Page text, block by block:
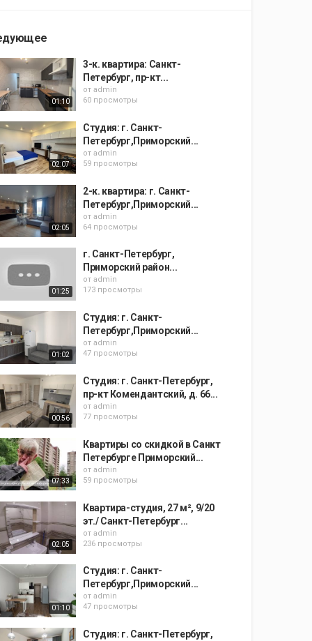
01:10
3-к. квартира: Санкт-
Петербург, пр-кт...
от admin
60 просмотры
02:07
Студия: г. Санкт-
Петербург,Приморский...
от admin
59 просмотры
02:05
2-к. квартира: г. Санкт-
Петербург,Приморский...
от admin
64 просмотры
01:25
г. Санкт-Петербург,
Приморский район...
от admin
173 просмотры
01:02
Студия: г. Санкт-
Петербург,Приморский...
от admin
47 просмотры
00:56
Студия: г. Санкт-Петербург,
пр-кт Комендантский, д. 66...
от admin
77 просмотры
07:33
Квартиры со скидкой в Санкт
Петербурге Приморский...
от admin
59 просмотры
02:05
Квартира-студия, 27 м², 9/20
эт./ Санкт-Петербург...
от admin
236 просмотры
01:10
Студия: г. Санкт-
Петербург,Приморский...
от admin
47 просмотры
Студия: г. Санкт-Петербург,